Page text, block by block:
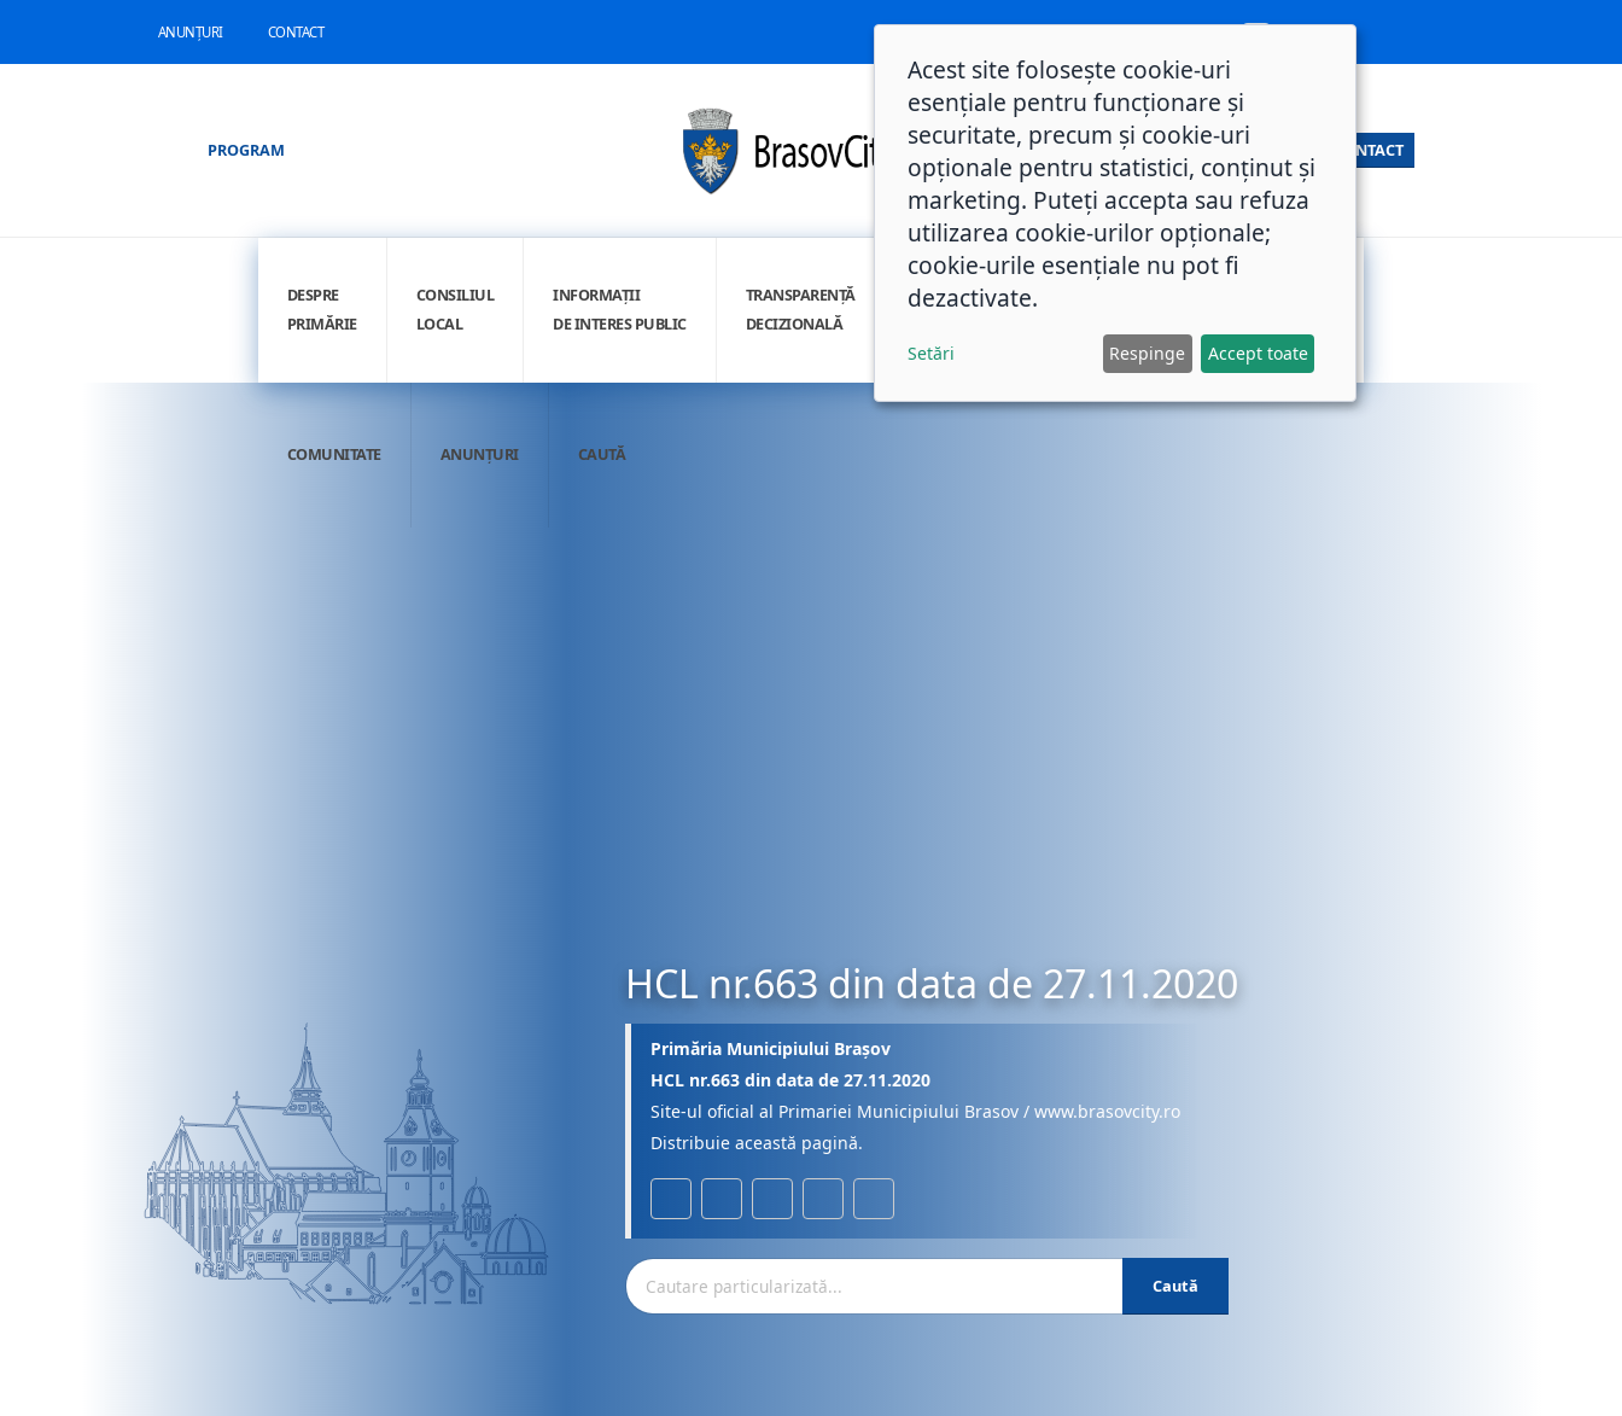
ANUNȚURI CONTACT
PROGRAM CONTACT
DESPRE
PRIMĂRIE
CONSILIUL
LOCAL
INFORMAȚII
DE INTERES PUBLIC
TRANSPARENȚĂ
DECIZIONALĂ
INTEGRITATE
COMUNITATE ANUNȚURI CAUTĂ
HCL nr.663 din data de 27.11.2020
Primăria Municipiului Brașov
HCL nr.663 din data de 27.11.2020
Site-ul oficial al Primariei Municipiului Brasov / www.brasovcity.ro
Distribuie această pagină.
Caută
Acest site folosește cookie-uri
esențiale pentru funcționare și
securitate, precum și cookie-uri
opționale pentru statistici, conținut și
marketing. Puteți accepta sau refuza
utilizarea cookie-urilor opționale;
cookie-urile esențiale nu pot fi
dezactivate.
Setări Respinge Accept toate